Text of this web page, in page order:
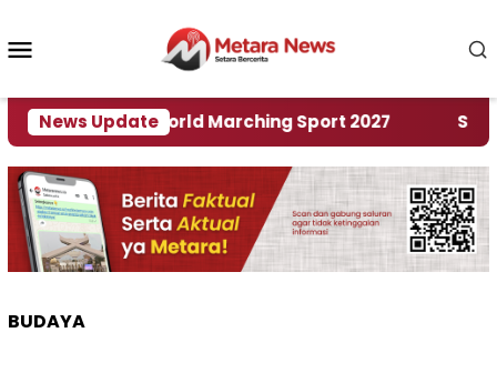
konten
News Update
Rumah World Marching Sport 2027 ‎Soal
BUDAYA